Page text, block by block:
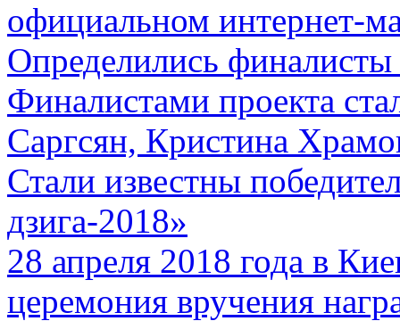
официальном интернет-
Определились
Финалистами проекта
Саргсян, Кристина
Стали известны
дзига-2018»
28 апреля 2018 года в
церемония вручения